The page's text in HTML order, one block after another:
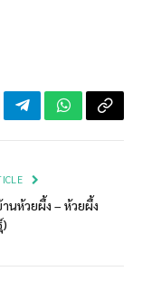
TelegramWhatsApp
Copy
านห้วยผึ้ง – ห้วยผึ้ง